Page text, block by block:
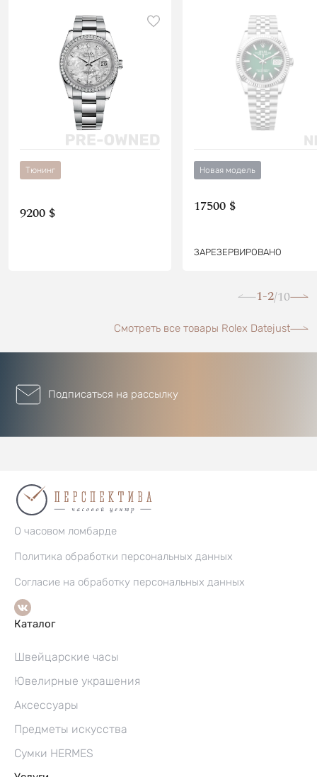
Тюнинг
9200 $
Новая модель
17500 $
ЗАРЕЗЕРВИРОВАНО
1-2/10
Смотреть все товары Rolex Datejust
Подписаться на рассылку
О часовом ломбарде
Политика обработки персональных данных
Согласие на обработку персональных данных
Каталог
Швейцарские часы
Ювелирные украшения
Аксессуары
Предметы искусства
Сумки HERMES